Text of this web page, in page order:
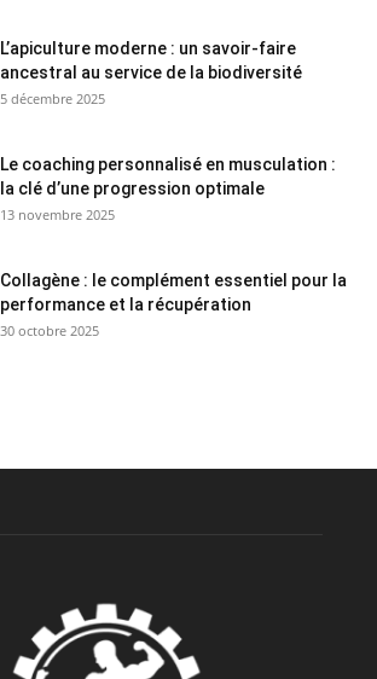
L’apiculture moderne : un savoir-faire
ancestral au service de la biodiversité
5 décembre 2025
Le coaching personnalisé en musculation :
la clé d’une progression optimale
13 novembre 2025
Collagène : le complément essentiel pour la
performance et la récupération
30 octobre 2025